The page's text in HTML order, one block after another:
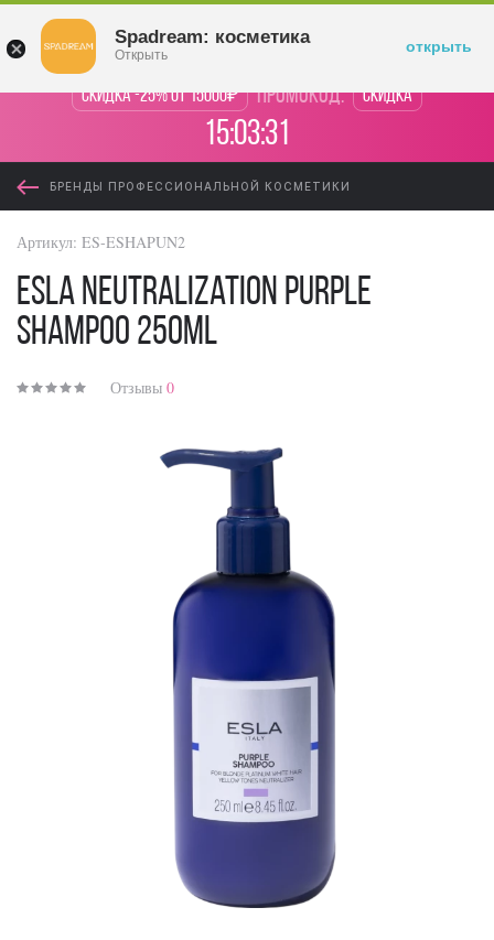
Скидка -25% от 15000₽ промокод: Скидка
15:03:30
БРЕНДЫ ПРОФЕССИОНАЛЬНОЙ КОСМЕТИКИ
Артикул: ES-ESHAPUN2
ESLA Neutralization Purple
Shampoo 250ml
Отзывы 0
Spadream: косметика
Открыть открыть